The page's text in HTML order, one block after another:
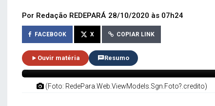
Por Redação REDEPARÁ 28/10/2020 às 07h24
FACEBOOK X COPIAR LINK
Ouvir matéria Resumo
(Foto: RedePara.Web.ViewModels.Sgn.Foto?.credito)